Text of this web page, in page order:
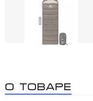
О товаре